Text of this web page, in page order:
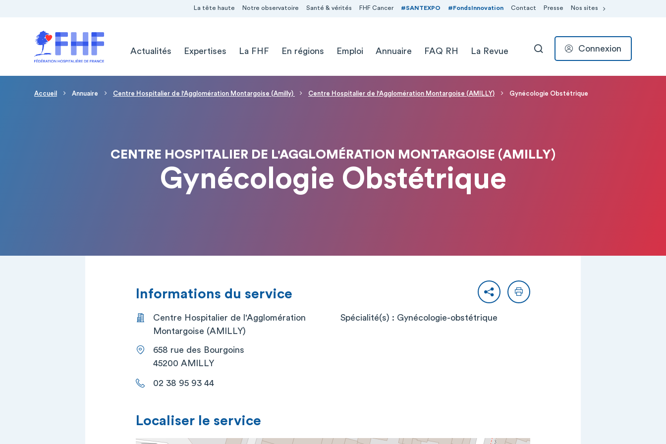
La tête haute Notre observatoire Santé & vérités FHF Cancer #SANTEXPO #FondsInnovation Contact Presse Nos sites
Actualités
Expertises La FHF En régions Emploi Annuaire FAQ RH La Revue RECHERCHER
Connexion
Fil d'Ariane
Accueil Annuaire Centre Hospitalier de l'Agglomération Montargoise (Amilly) Centre Hospitalier de l'Agglomération Montargoise (AMILLY) Gynécologie Obstétrique
CENTRE HOSPITALIER DE L'AGGLOMÉRATION MONTARGOISE (AMILLY)
Gynécologie Obstétrique
PartagerImprimer
Informations du service
Centre Hospitalier de l'Agglomération
Montargoise (AMILLY)
658 rue des Bourgoins
45200 AMILLY
02 38 95 93 44
Spécialité(s) : Gynécologie-obstétrique
Localiser le service